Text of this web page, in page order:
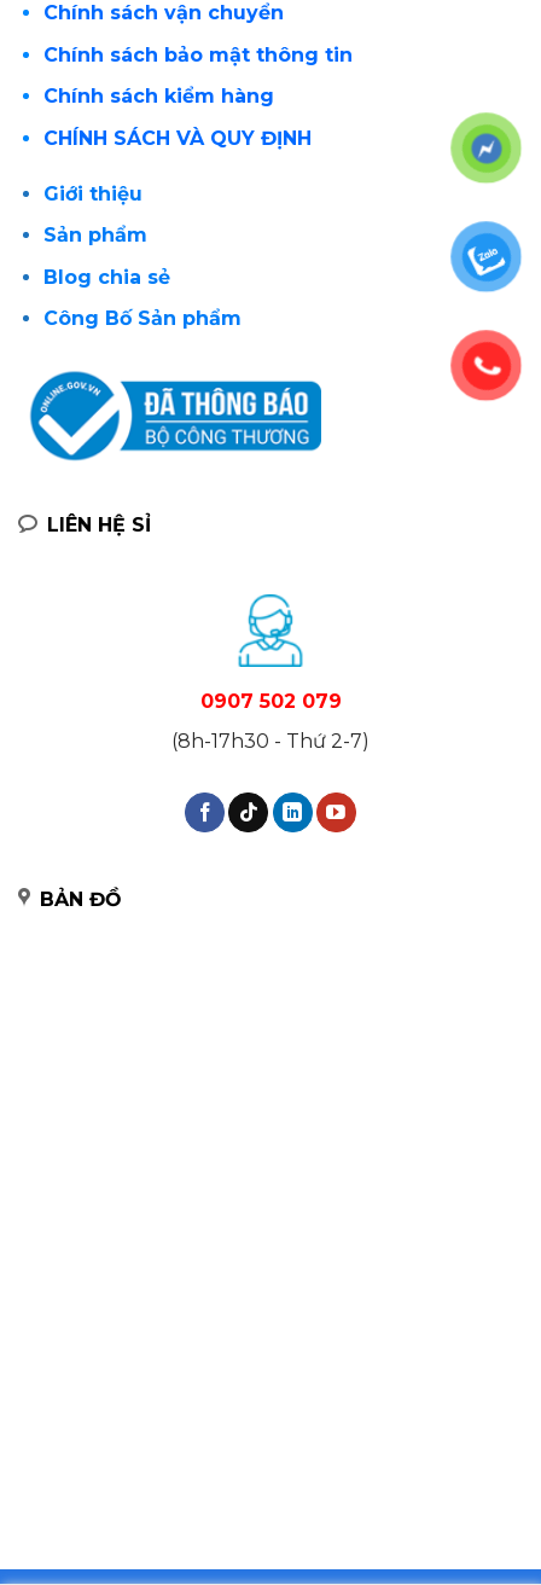
Chính sách vận chuyển
Chính sách bảo mật thông tin
Chính sách kiểm hàng
CHÍNH SÁCH VÀ QUY ĐỊNH
Giới thiệu
Sản phẩm
Blog chia sẻ
Công Bố Sản phẩm
LIÊN HỆ SỈ
0907 502 079
(8h-17h30 - Thứ 2-7)
BẢN ĐỒ